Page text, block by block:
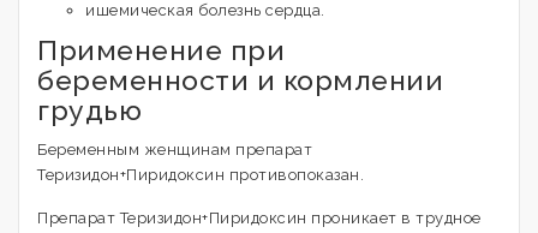
ишемическая болезнь сердца.
Применение при
беременности и кормлении
грудью
Беременным женщинам препарат
Теризидон+Пиридоксин противопоказан.
Препарат Теризидон+Пиридоксин проникает в трудное